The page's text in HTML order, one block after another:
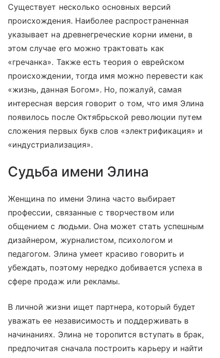
Существует несколько основных версий
происхождения. Наиболее распространенная
указывает на древнегреческие корни имени, в
этом случае его можно трактовать как
«гречанка». Также есть теория о еврейском
происхождении, тогда имя можно перевести как
«жизнь, данная Богом». Но, пожалуй, самая
интересная версия говорит о том, что имя Элина
появилось после Октябрьской революции путем
сложения первых букв слов «электрификация» и
«индустриализация».
Судьба имени Элина
Женщина по имени Элина часто выбирает
профессии, связанные с творчеством или
общением с людьми. Она может стать успешным
дизайнером, журналистом, психологом и
педагогом. Элина умеет красиво говорить и
убеждать, поэтому нередко добивается успеха в
сфере продаж или рекламы.
В личной жизни ищет партнера, который будет
уважать ее независимость и поддерживать в
начинаниях. Элина не торопится вступать в брак,
предпочитая сначала построить карьеру и найти